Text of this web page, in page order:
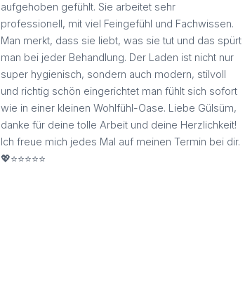
aufgehoben gefühlt. Sie arbeitet sehr
professionell, mit viel Feingefühl und Fachwissen.
Man merkt, dass sie liebt, was sie tut und das spürt
man bei jeder Behandlung. Der Laden ist nicht nur
super hygienisch, sondern auch modern, stilvoll
und richtig schön eingerichtet man fühlt sich sofort
wie in einer kleinen Wohlfühl-Oase. Liebe Gülsüm,
danke für deine tolle Arbeit und deine Herzlichkeit!
Ich freue mich jedes Mal auf meinen Termin bei dir.
💖⭐️⭐️⭐️⭐️⭐️